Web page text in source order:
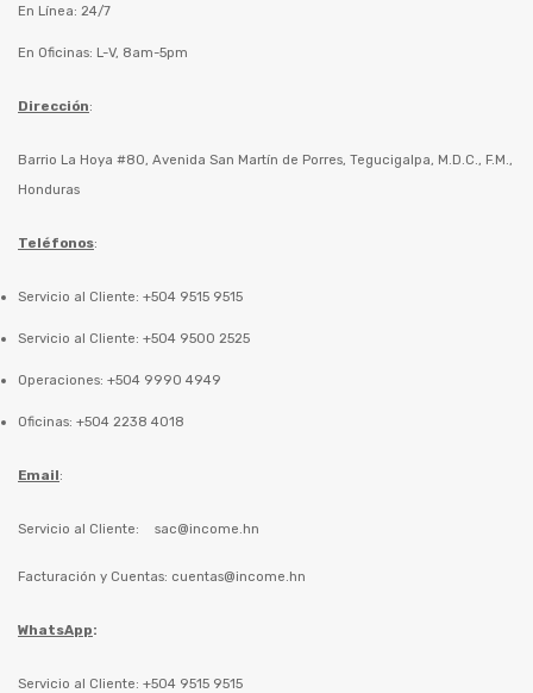
En Línea: 24/7
En Oficinas: L-V, 8am-5pm
Dirección:
Barrio La Hoya #80, Avenida San Martín de Porres, Tegucigalpa, M.D.C., F.M.,
Honduras
Teléfonos:
Servicio al Cliente: +504 9515 9515
Servicio al Cliente: +504 9500 2525
Operaciones: +504 9990 4949
Oficinas: +504 2238 4018
Email:
Servicio al Cliente: sac@income.hn
Facturación y Cuentas: cuentas@income.hn
WhatsApp:
Servicio al Cliente: +504 9515 9515